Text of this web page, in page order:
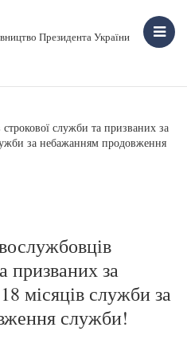
Президента України
служби та призваних за
за небажанням продовження
призваних за
місяців служби за
служби!